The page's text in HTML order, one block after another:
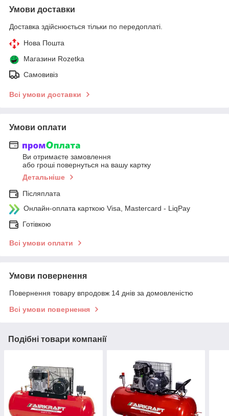
Умови доставки
Доставка здійснюється тільки по передоплаті.
Нова Пошта
Магазини Rozetka
Самовивіз
Всі умови доставки
Умови оплати
Ви отримаєте замовлення
або гроші повернуться на вашу картку
Детальніше
Післяплата
Онлайн-оплата карткою Visa, Mastercard - LiqPay
Готівкою
Всі умови оплати
Умови повернення
Повернення товару впродовж 14 днів за домовленістю
Всі умови повернення
Подібні товари компанії